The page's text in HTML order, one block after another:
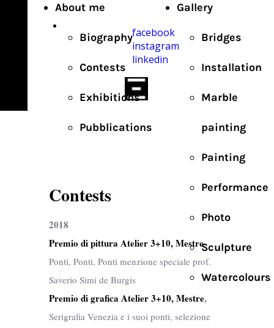
facebook
instagram
linkedin
About me
Biography
Contests
Exhibitions
Pubblications
Gallery
Bridges
Installation
Marble
painting
Painting
Performance
Photo
Sculpture
Watercolours
Contests
2018
Premio di pittura Atelier 3+10, Mestre,
Ponti, Ponti, Ponti menzione speciale prof.
Saverio Simi de Burgis
Premio di grafica Atelier 3+10, Mestre,
Serigrafia Venezia e i suoi ponti, selezione